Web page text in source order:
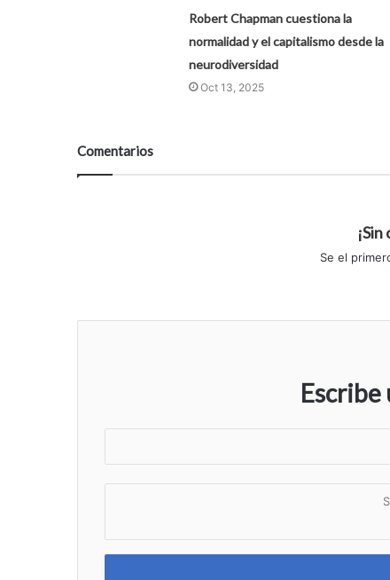
Robert Chapman cuestiona la
normalidad y el capitalismo desde la
neurodiversidad
Oct 13, 2025
Comentarios
Se el